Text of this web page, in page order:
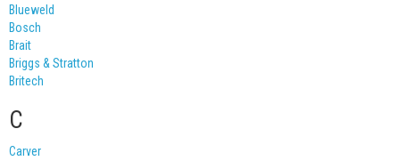
Blueweld
Bosch
Brait
Briggs & Stratton
Britech
C
Carver